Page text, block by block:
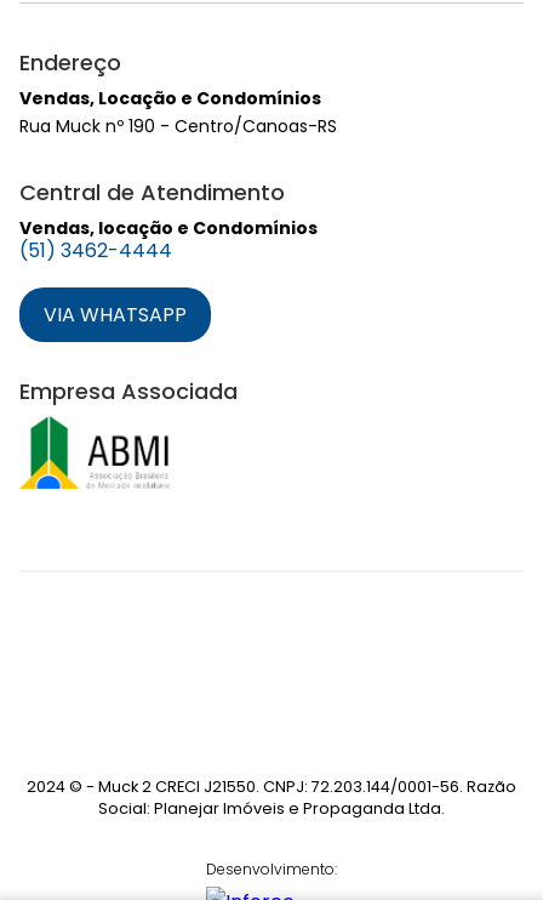
Endereço
Vendas, Locação e Condomínios
Rua Muck nº 190 - Centro/Canoas-RS
Central de Atendimento
Vendas, locação e Condomínios
(51) 3462-4444
VIA WHATSAPP
Empresa Associada
2024 © - Muck 2 CRECI J21550. CNPJ: 72.203.144/0001-56. Razão
Social: Planejar Imóveis e Propaganda Ltda.
Desenvolvimento: